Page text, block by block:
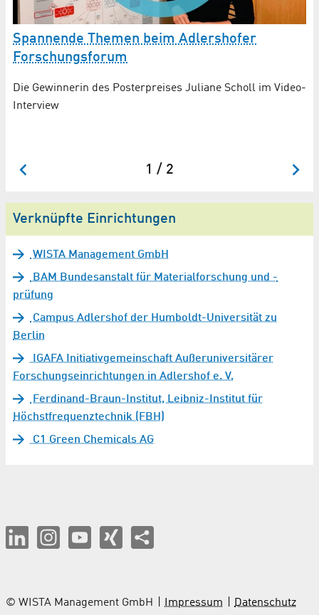
Spannende Themen beim Adlershofer
Forschungsforum
Die Gewinnerin des Posterpreises Juliane Scholl im Video-
Interview
1 / 2
Verknüpfte Einrichtungen
WISTA Management GmbH
BAM Bundesanstalt für Materialforschung und -
prüfung
Campus Adlershof der Humboldt-Universität zu
Berlin
IGAFA Initiativgemeinschaft Außeruniversitärer
Forschungseinrichtungen in Adlershof e. V.
Ferdinand-Braun-Institut, Leibniz-Institut für
Höchstfrequenztechnik (FBH)
C1 Green Chemicals AG
© WISTA Management GmbH Impressum Datenschutz